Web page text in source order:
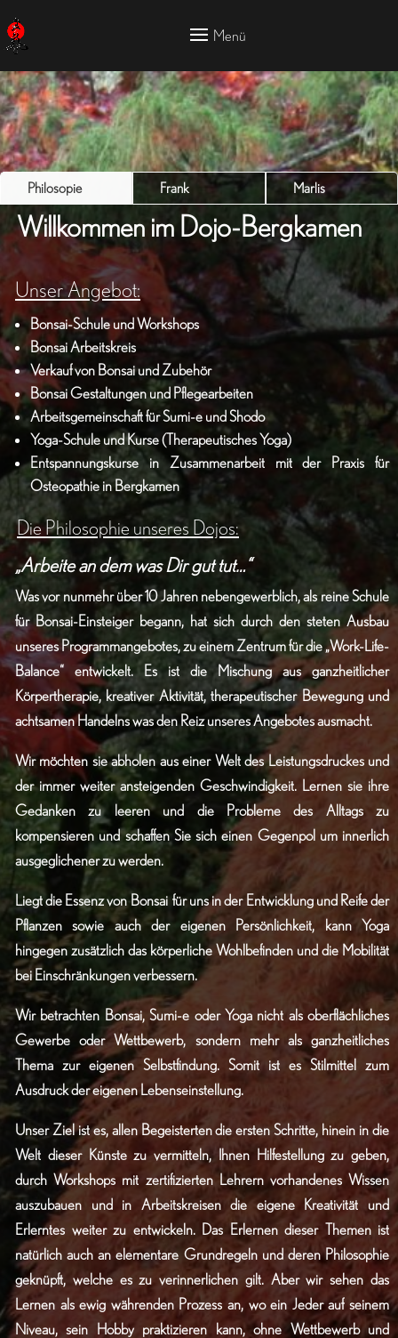
Philosopie Frank Marlis
Willkommen im Dojo-Bergkamen
Unser Angebot:
Bonsai-Schule und Workshops
Bonsai Arbeitskreis
Verkauf von Bonsai und Zubehör
Bonsai Gestaltungen und Pflegearbeiten
Arbeitsgemeinschaft für Sumi-e und Shodo
Yoga-Schule und Kurse (Therapeutisches Yoga)
Entspannungskurse in Zusammenarbeit mit der Praxis für
Osteopathie in Bergkamen
Die Philosophie unseres Dojos:
„Arbeite an dem was Dir gut tut…“
Was vor nunmehr über 10 Jahren nebengewerblich, als reine Schule
für Bonsai-Einsteiger begann, hat sich durch den steten Ausbau
unseres Programmangebotes, zu einem Zentrum für die „Work-Life-
Balance“ entwickelt. Es ist die Mischung aus ganzheitlicher
Körpertherapie, kreativer Aktivität, therapeutischer Bewegung und
achtsamen Handelns was den Reiz unseres Angebotes ausmacht.
Wir möchten sie abholen aus einer Welt des Leistungsdruckes und
der immer weiter ansteigenden Geschwindigkeit. Lernen sie ihre
Gedanken zu leeren und die Probleme des Alltags zu
kompensieren und schaffen Sie sich einen Gegenpol um innerlich
ausgeglichener zu werden.
Liegt die Essenz von Bonsai für uns in der Entwicklung und Reife der
Pflanzen sowie auch der eigenen Persönlichkeit, kann Yoga
hingegen zusätzlich das körperliche Wohlbefinden und die Mobilität
bei Einschränkungen verbessern.
Wir betrachten Bonsai, Sumi-e oder Yoga nicht als oberflächliches
Gewerbe oder Wettbewerb, sondern mehr als ganzheitliches
Thema zur eigenen Selbstfindung. Somit ist es Stilmittel zum
Ausdruck der eigenen Lebenseinstellung.
Unser Ziel ist es, allen Begeisterten die ersten Schritte, hinein in die
Welt dieser Künste zu vermitteln, Ihnen Hilfestellung zu geben,
durch Workshops mit zertifizierten Lehrern vorhandenes Wissen
auszubauen und in Arbeitskreisen die eigene Kreativität und
Erlerntes weiter zu entwickeln. Das Erlernen dieser Themen ist
natürlich auch an elementare Grundregeln und deren Philosophie
geknüpft, welche es zu verinnerlichen gilt. Aber wir sehen das
Lernen als ewig währenden Prozess an, wo ein Jeder auf seinem
Niveau, sein Hobby praktizieren kann, ohne Wettbewerb und